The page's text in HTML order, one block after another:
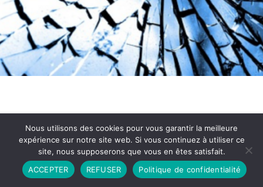
Partenariat Contact
Politique de Confidentialité
CGU
Copyright © 2026 - Propulsé par DIEUDUDIABLE
Nous utilisons des cookies pour vous garantir la meilleure
expérience sur notre site web. Si vous continuez à utiliser ce
site, nous supposerons que vous en êtes satisfait.
ACCEPTER
REFUSER Politique de confidentialité